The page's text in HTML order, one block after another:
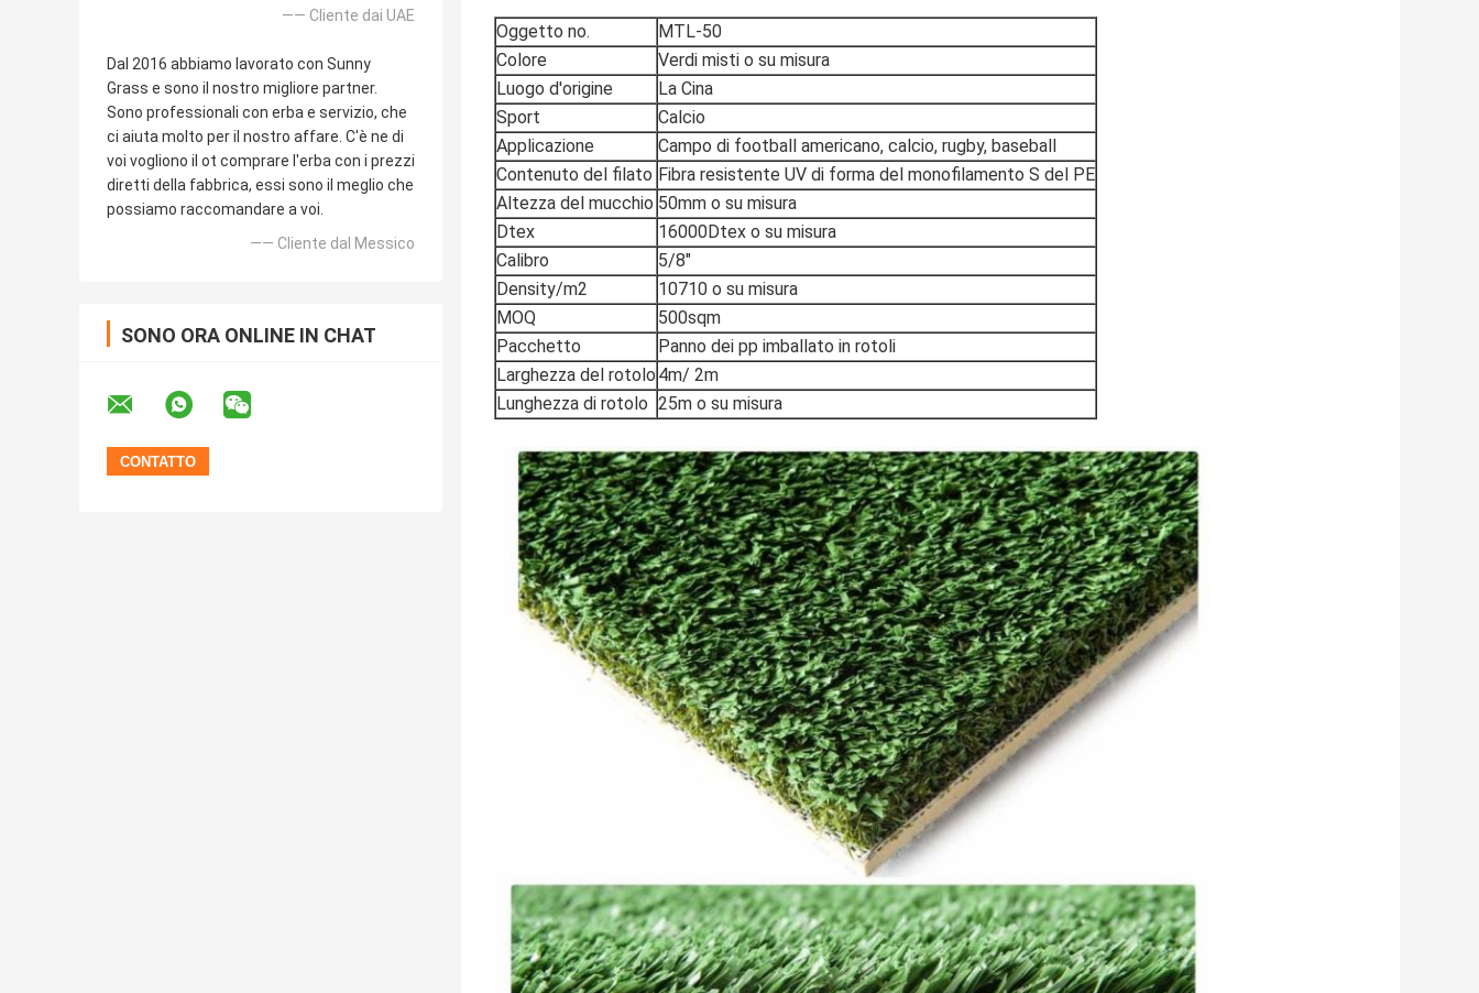
—— Cliente dai UAE
Dal 2016 abbiamo lavorato con Sunny
Grass e sono il nostro migliore partner.
Sono professionali con erba e servizio, che
ci aiuta molto per il nostro affare. C'è ne di
voi vogliono il ot comprare l'erba con i prezzi
diretti della fabbrica, essi sono il meglio che
possiamo raccomandare a voi.
—— Cliente dal Messico
SONO ORA ONLINE IN CHAT
Oggetto no.
MTL-50
Colore
Verdi misti o su misura
Luogo d'origine
La Cina
Sport
Calcio
Applicazione
Campo di football americano, calcio, rugby, baseball
Contenuto del filato Fibra resistente UV di forma del monofilamento S del PE
Altezza del mucchio 50mm o su misura
Dtex
16000Dtex o su misura
Calibro
5/8"
Density/m2
10710 o su misura
MOQ
500sqm
Pacchetto
Panno dei pp imballato in rotoli
Larghezza del rotolo 4m/ 2m
Lunghezza di rotolo 25m o su misura